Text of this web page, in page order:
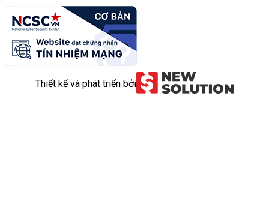
Thiết kế và phát triển bởi